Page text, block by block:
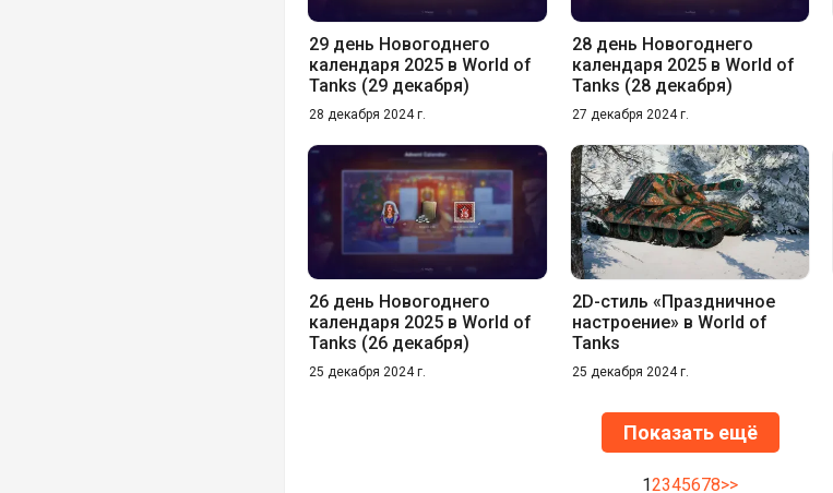
29 день Новогоднего
календаря 2025 в World of
Tanks (29 декабря)
28 декабря 2024 г.
28 день Новогоднего
календаря 2025 в World of
Tanks (28 декабря)
27 декабря 2024 г.
26 день Новогоднего
календаря 2025 в World of
Tanks (26 декабря)
25 декабря 2024 г.
2D-стиль «Праздничное
настроение» в World of
Tanks
25 декабря 2024 г.
Показать ещё
12345678>>